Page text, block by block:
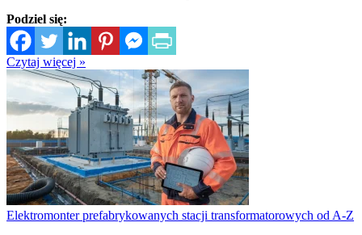
Podziel się:
Czytaj więcej »
Elektromonter prefabrykowanych stacji transformatorowych od A-Z